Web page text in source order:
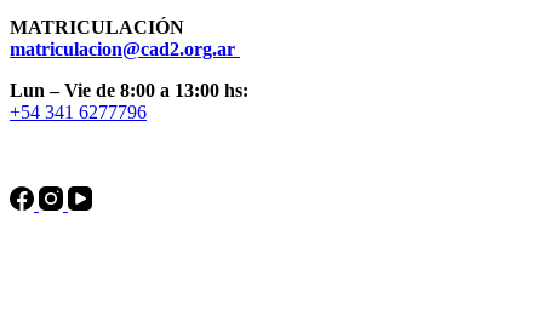
MATRICULACIÓN
matriculacion@cad2.org.ar
Lun – Vie de 8:00 a 13:00 hs:
+54 341 6277796